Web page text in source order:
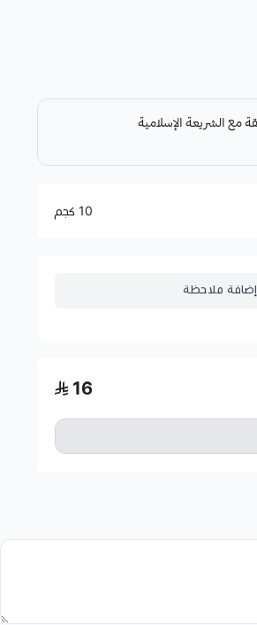
10 كجم
إضافة ملاحظة
16